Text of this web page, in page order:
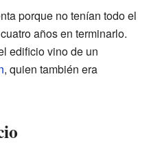
porque no tenían todo el
años en terminarlo.
edificio vino de un
, quien también era